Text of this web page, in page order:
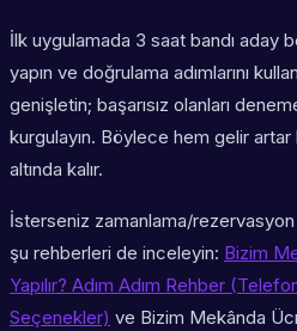
İlk uygulamada 3 saat bandı aday
yapın ve doğrulama adımlarını
genişletin; başarısız olanları
kurgulayın. Böylece hem gelir
altında kalır.
İsterseniz zamanlama/rezervasyon
şu rehberleri de inceleyin: Bizim
Yapılır? Adım Adım Rehber
Seçenekler) ve Bizim Mekânda